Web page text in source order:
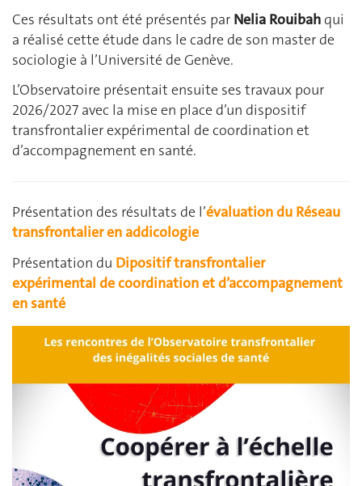
Ces résultats ont été présentés par Nelia Rouibah qui
a réalisé cette étude dans le cadre de son master de
sociologie à l’Université de Genève.
L’Observatoire présentait ensuite ses travaux pour
2026/2027 avec la mise en place d’un dispositif
transfrontalier expérimental de coordination et
d’accompagnement en santé.
Présentation des résultats de l’évaluation du Réseau
transfrontalier en addicologie
Présentation du Dipositif transfrontalier
expérimental de coordination et d’accompagnement
en santé